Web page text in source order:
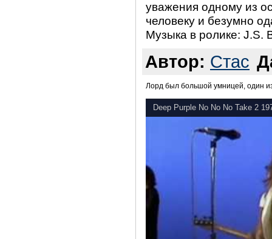
уважения одному из
человеку и безумно
Музыка в ролике: J.S.
Автор: Стас
Лорд был большой умницей, один
Deep Purple No No No Take 2